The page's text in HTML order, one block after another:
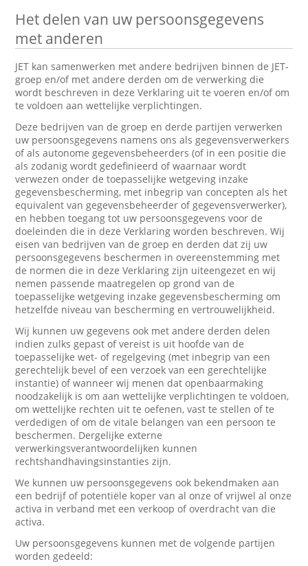
Het delen van uw persoonsgegevens
met anderen
JET kan samenwerken met andere bedrijven binnen de JET-
groep en/of met andere derden om de verwerking die
wordt beschreven in deze Verklaring uit te voeren en/of om
te voldoen aan wettelijke verplichtingen.
Deze bedrijven van de groep en derde partijen verwerken
uw persoonsgegevens namens ons als gegevensverwerkers
of als autonome gegevensbeheerders (of in een positie die
als zodanig wordt gedefinieerd of waarnaar wordt
verwezen onder de toepasselijke wetgeving inzake
gegevensbescherming, met inbegrip van concepten als het
equivalent van gegevensbeheerder of gegevensverwerker),
en hebben toegang tot uw persoonsgegevens voor de
doeleinden die in deze Verklaring worden beschreven. Wij
eisen van bedrijven van de groep en derden dat zij uw
persoonsgegevens beschermen in overeenstemming met
de normen die in deze Verklaring zijn uiteengezet en wij
nemen passende maatregelen op grond van de
toepasselijke wetgeving inzake gegevensbescherming om
hetzelfde niveau van bescherming en vertrouwelijkheid.
Wij kunnen uw gegevens ook met andere derden delen
indien zulks gepast of vereist is uit hoofde van de
toepasselijke wet- of regelgeving (met inbegrip van een
gerechtelijk bevel of een verzoek van een gerechtelijke
instantie) of wanneer wij menen dat openbaarmaking
noodzakelijk is om aan wettelijke verplichtingen te voldoen,
om wettelijke rechten uit te oefenen, vast te stellen of te
verdedigen of om de vitale belangen van een persoon te
beschermen. Dergelijke externe
verwerkingsverantwoordelijken kunnen
rechtshandhavingsinstanties zijn.
We kunnen uw persoonsgegevens ook bekendmaken aan
een bedrijf of potentiële koper van al onze of vrijwel al onze
activa in verband met een verkoop of overdracht van die
activa.
Uw persoonsgegevens kunnen met de volgende partijen
worden gedeeld: